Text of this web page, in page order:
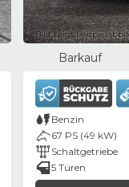
Bild zeigt
Barkauf
Benzin
67 PS (49 kW)
Schaltgetriebe
5 Türen